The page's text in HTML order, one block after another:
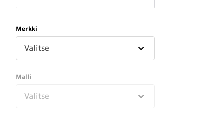
Merkki
Valitse
Malli
Valitse